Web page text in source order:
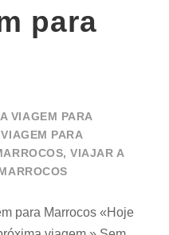
para
VIAGEM PARA
PARA
, VIAJAR A
para Marrocos «Hoje